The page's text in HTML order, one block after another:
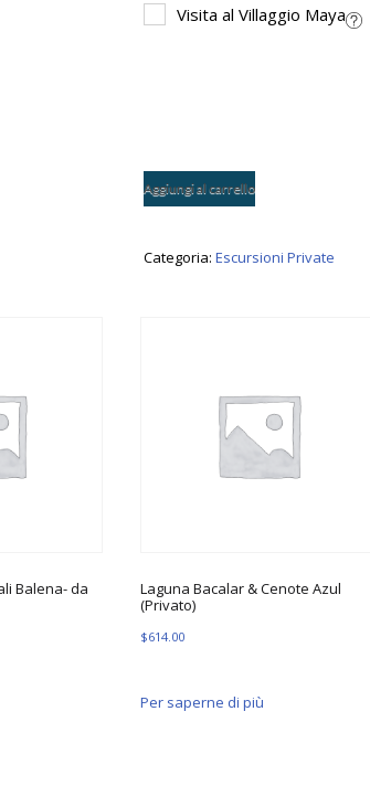
Visita al Villaggio Maya
Aggiungi al carrello
Categoria:Escursioni Private
Balena- da
Laguna Bacalar & Cenote Azul
(Privato)
$614.00
Per saperne di più